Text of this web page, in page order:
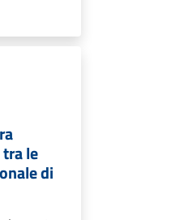
le
di